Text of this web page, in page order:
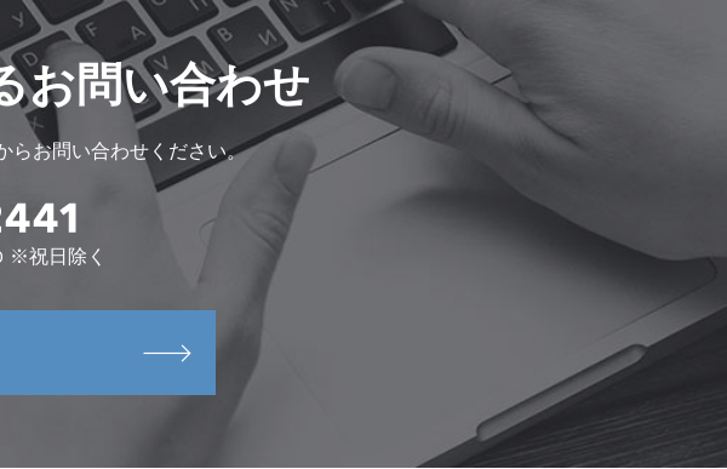
お問い合わせ
らお問い合わせください。
※祝日除く